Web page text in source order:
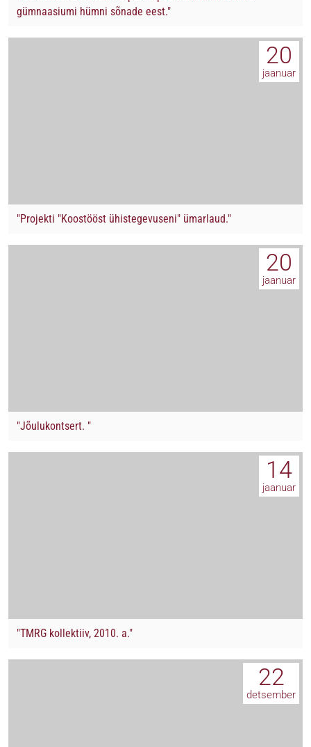
gümnaasiumi hümni sõnade eest."
20
jaanuar
"Projekti "Koostööst ühistegevuseni" ümarlaud."
20
jaanuar
"Jõulukontsert. "
14
jaanuar
"TMRG kollektiiv, 2010. a."
22
detsember